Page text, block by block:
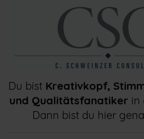
Du bist Kreativkopf,
und Qualitätsfanatiker in
Dann bist du hier